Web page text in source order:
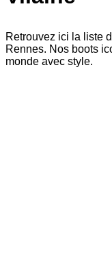
Retrouvez ici la liste
Rennes. Nos boots
monde avec style.